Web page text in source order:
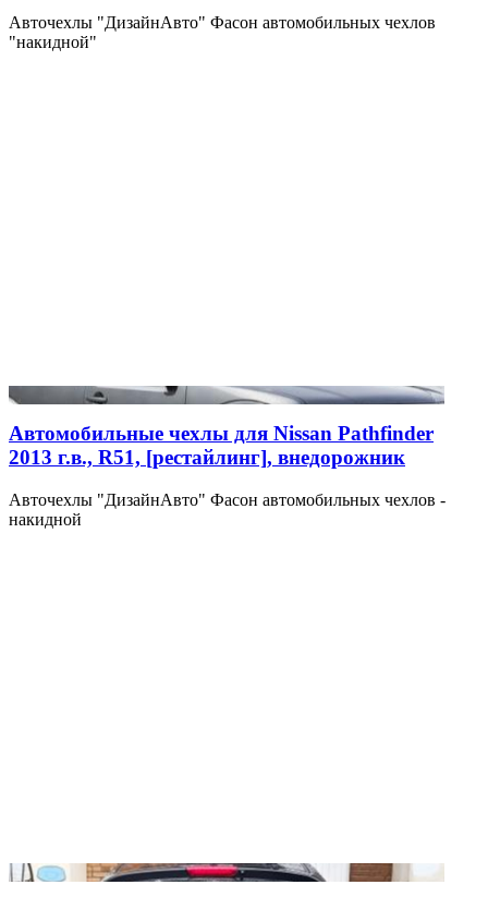
Авточехлы "ДизайнАвто" Фасон автомобильных чехлов
"накидной"
Автомобильные чехлы для Nissan Pathfinder
2013 г.в., R51, [рестайлинг], внедорожник
Авточехлы "ДизайнАвто" Фасон автомобильных чехлов -
накидной